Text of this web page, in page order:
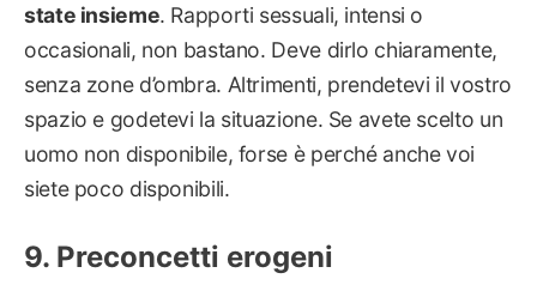
state insieme. Rapporti sessuali, intensi o
occasionali, non bastano. Deve dirlo chiaramente,
senza zone d’ombra. Altrimenti, prendetevi il vostro
spazio e godetevi la situazione. Se avete scelto un
uomo non disponibile, forse è perché anche voi
siete poco disponibili.
Preconcetti erogeni